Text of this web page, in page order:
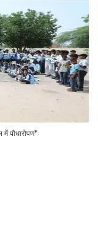
पौधारोपण*